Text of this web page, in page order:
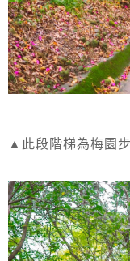
▲此段階梯為梅園